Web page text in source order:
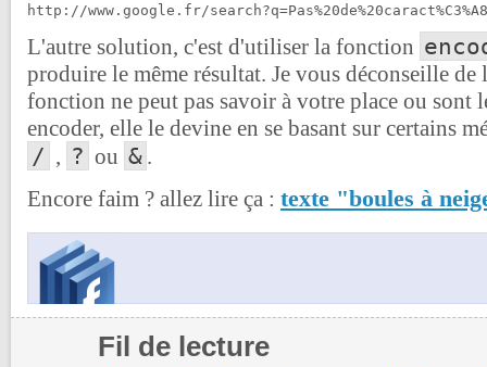
http://www.google.fr/
L'autre solution, c'est d'utiliser la fonction
produire le même résultat. Je vous déconseille de
fonction ne peut pas savoir à votre place ou sont
encoder, elle le devine en se basant sur certains
/ , ? ou & .
Encore faim ? allez lire ça : texte "boules à
Fil de lecture